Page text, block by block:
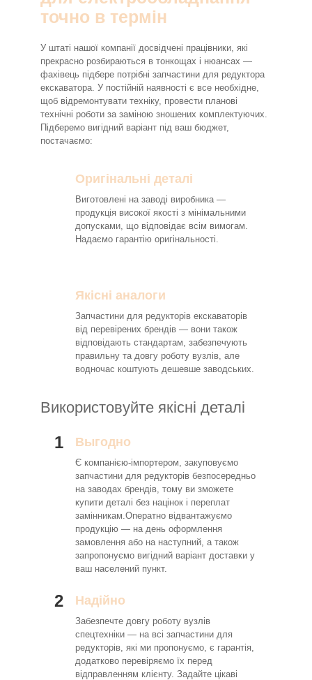
точно в термін
У штаті нашої компанії досвідчені працівники, які
прекрасно розбираються в тонкощах і нюансах —
фахівець підбере потрібні запчастини для редуктора
екскаватора. У постійній наявності є все необхідне,
щоб відремонтувати техніку, провести планові
технічні роботи за заміною зношених комплектуючих.
Підберемо вигідний варіант під ваш бюджет,
постачаємо:
Оригінальні деталі
Виготовлені на заводі виробника —
продукція високої якості з мінімальними
допусками, що відповідає всім вимогам.
Надаємо гарантію оригінальності.
Якісні аналоги
Запчастини для редукторів екскаваторів
від перевірених брендів — вони також
відповідають стандартам, забезпечують
правильну та довгу роботу вузлів, але
водночас коштують дешевше заводських.
Використовуйте якісні деталі
1 Выгодно
Є компанією-імпортером, закуповуємо
запчастини для редукторів безпосередньо
на заводах брендів, тому ви зможете
купити деталі без націнок і переплат
замінникам.Оператно відвантажуємо
продукцію — на день оформлення
замовлення або на наступний, а також
запропонуємо вигідний варіант доставки у
ваш населений пункт.
2 Надійно
Забезпечте довгу роботу вузлів
спецтехніки — на всі запчастини для
редукторів, які ми пропонуємо, є гарантія,
додатково перевіряємо їх перед
відправленням клієнту. Задайте цікаві